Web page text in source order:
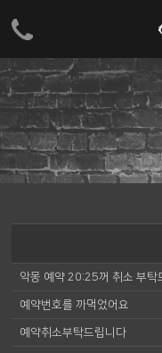
악몽 예약 20:25꺼 취소 부탁
예약번호를 까먹었어요
예약취소부탁드립니다